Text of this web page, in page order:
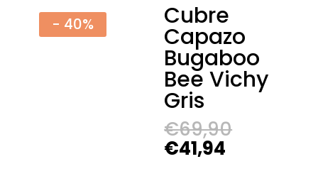
- 40% Cubre
Capazo
Bugaboo
Bee Vichy
Gris
€69,90
€41,94